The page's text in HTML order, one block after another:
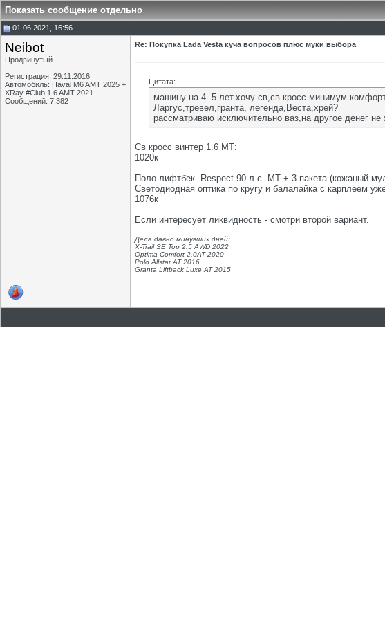
Показать сообщение отдельно
01.06.2021, 16:56
Neibot
Продвинутый
Регистрация: 29.11.2016
Автомобиль: Haval M6 AMT 2025 +
XRay #Club 1.6 AMT 2021
Сообщений: 7,382
Re: Покупка Lada Vesta куча вопросов плюс муки выбора
Цитата:
машину на 4- 5 лет.хочу св,св кросс.минимум
Ларгус,тревел,гранта, легенда,Веста,хрей?
рассматриваю исключительно ваз,на другое денег не
Св кросс винтер 1.6 МТ:
1020к
Поло-лифтбек. Respect 90 л.с. МТ + 3 пакета (кожаный
Светодиодная оптика по кругу и балалайка с карплеем
1076к
Если интересует ликвидность - смотри второй вариант.
Дела давно минувших дней:
X-Trail SE Top 2.5 AWD 2022
Optima Comfort 2.0AT 2020
Polo Allstar AT 2016
Granta Liftback Luxe AT 2015